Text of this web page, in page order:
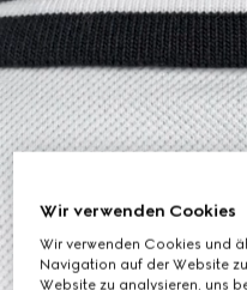
Wir verwenden Cookies
Wir verwenden Cookies und
Navigation auf der Website
Website zu analysieren, uns